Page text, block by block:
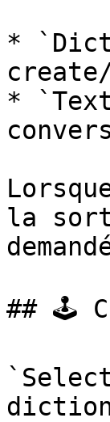
*
*
la
## 🕹️